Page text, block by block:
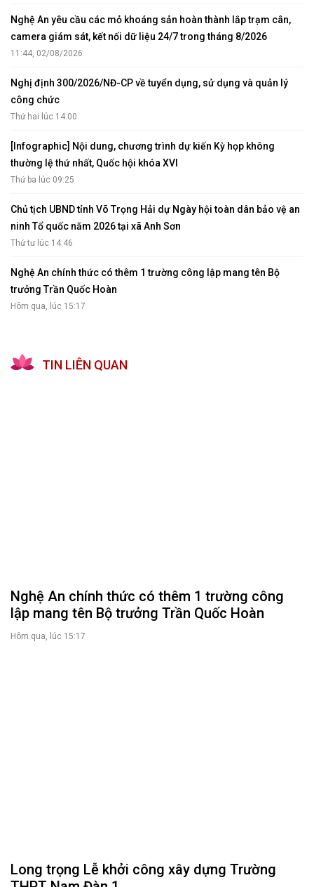
Nghệ An yêu cầu các mỏ khoáng sản hoàn thành lắp trạm cân,
camera giám sát, kết nối dữ liệu 24/7 trong tháng 8/2026
11:44, 02/08/2026
Nghị định 300/2026/NĐ-CP về tuyển dụng, sử dụng và quản lý
công chức
Thứ hai lúc 14:00
[Infographic] Nội dung, chương trình dự kiến Kỳ họp không
thường lệ thứ nhất, Quốc hội khóa XVI
Thứ ba lúc 09:25
Chủ tịch UBND tỉnh Võ Trọng Hải dự Ngày hội toàn dân bảo vệ an
ninh Tổ quốc năm 2026 tại xã Anh Sơn
Thứ tư lúc 14:46
Nghệ An chính thức có thêm 1 trường công lập mang tên Bộ
trưởng Trần Quốc Hoàn
Hôm qua, lúc 15:17
TIN LIÊN QUAN
Nghệ An chính thức có thêm 1 trường công
lập mang tên Bộ trưởng Trần Quốc Hoàn
Hôm qua, lúc 15:17
Long trọng Lễ khởi công xây dựng Trường